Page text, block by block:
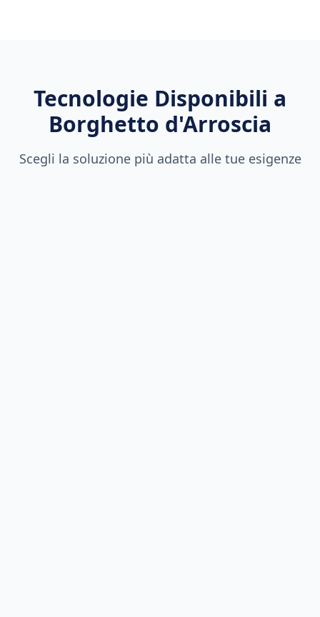
Tecnologie Disponibili a
Borghetto d'Arroscia
Scegli la soluzione più adatta alle tue esigenze